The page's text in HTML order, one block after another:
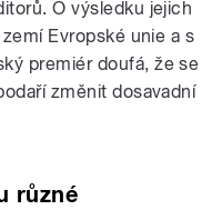
O výsledku jejich
Evropské unie a s
premiér doufá, že se
změnit dosavadní
různé